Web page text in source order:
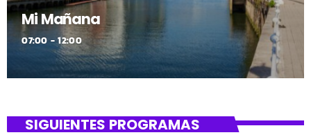
Mi Mañana
07:00 - 12:00
SIGUIENTES PROGRAMAS